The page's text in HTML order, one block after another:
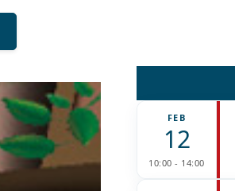
FEB
12
10:00 - 14:00